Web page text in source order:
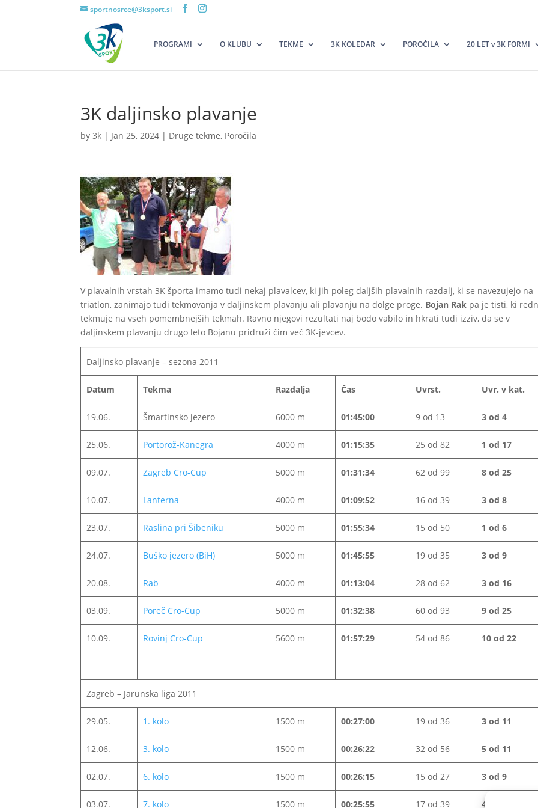
sportnosrce@3ksport.si
PROGRAMI O KLUBU TEKME 3K KOLEDAR POROČILA 20 LET v 3K FORMI
3K daljinsko plavanje
by3k | Jan 25, 2024 | Druge tekme, Poročila
V plavalnih vrstah 3K športa imamo tudi nekaj plavalcev, ki jih poleg daljših plavalnih razdalj, ki se navezujejo na
triatlon, zanimajo tudi tekmovanja v daljinskem plavanju ali plavanju na dolge proge. Bojan Rak pa je tisti, ki
tekmuje na vseh pomembnejših tekmah. Ravno njegovi rezultati naj bodo vabilo in hkrati tudi izziv, da se v
daljinskem plavanju drugo leto Bojanu pridruži čim več 3K-jevcev.
Daljinsko plavanje – sezona 2011
Datum Tekma Razdalja Čas Uvrst. Uvr. v kat.
19.06. Šmartinsko jezero 6000 m 01:45:00 9 od 13 3 od 4
25.06. Portorož-Kanegra 4000 m 01:15:35 25 od 82 1 od 17
09.07. Zagreb Cro-Cup 5000 m 01:31:34 62 od 99 8 od 25
10.07. Lanterna 4000 m 01:09:52 16 od 39 3 od 8
23.07. Raslina pri Šibeniku 5000 m 01:55:34 15 od 50 1 od 6
24.07. Buško jezero (BiH) 5000 m 01:45:55 19 od 35 3 od 9
20.08. Rab 4000 m 01:13:04 28 od 62 3 od 16
03.09. Poreč Cro-Cup 5000 m 01:32:38 60 od 93 9 od 25
10.09. Rovinj Cro-Cup 5600 m 01:57:29 54 od 86 10 od 22
Zagreb – Jarunska liga 2011
29.05. 1. kolo 1500 m 00:27:00 19 od 36 3 od 11
12.06. 3. kolo 1500 m 00:26:22 32 od 56 5 od 11
02.07. 6. kolo 1500 m 00:26:15 15 od 27 3 od 9
03.07. 7. kolo 1500 m 00:25:55 17 od 39 4 od 8